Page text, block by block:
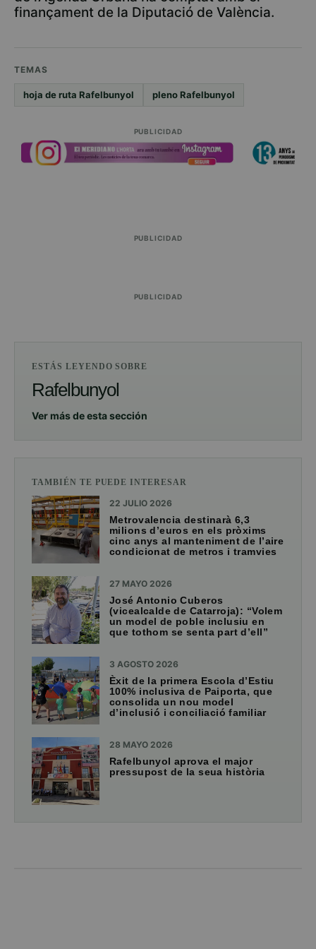
finançament de la Diputació de València.
TEMAS
hoja de ruta Rafelbunyol pleno Rafelbunyol
PUBLICIDAD
PUBLICIDAD
PUBLICIDAD
ESTÁS LEYENDO SOBRE
Rafelbunyol
Ver más de esta sección
TAMBIÉN TE PUEDE INTERESAR
22 JULIO 2026
Metrovalencia destinarà 6,3
milions d’euros en els pròxims
cinc anys al manteniment de l’aire
condicionat de metros i tramvies
27 MAYO 2026
José Antonio Cuberos
(vicealcalde de Catarroja): “Volem
un model de poble inclusiu en
que tothom se senta part d’ell”
3 AGOSTO 2026
Èxit de la primera Escola d’Estiu
100% inclusiva de Paiporta, que
consolida un nou model
d’inclusió i conciliació familiar
28 MAYO 2026
Rafelbunyol aprova el major
pressupost de la seua història